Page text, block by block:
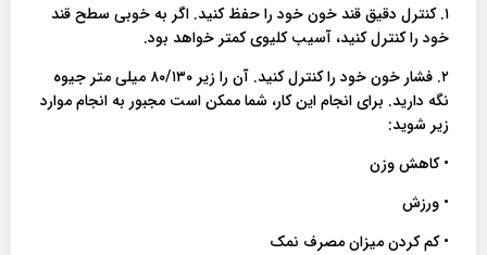
۱. کنترل دقیق قند خون خود را حفظ کنید. اگر به خوبی سطح قند
خود را کنترل کنید، آسیب کلیوی کمتر خواهد بود.
۲. فشار خون خود را کنترل کنید. آن را زیر ۸۰/۱۳۰ میلی متر جیوه
نگه دارید. برای انجام این کار، شما ممکن است مجبور به انجام موارد
زیر شوید:
• کاهش وزن
• ورزش
• کم کردن میزان مصرف نمک